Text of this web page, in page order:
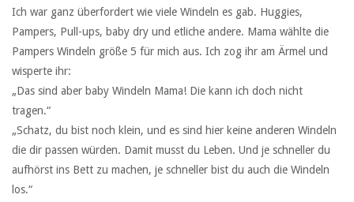
Ich war ganz überfordert wie viele Windeln es gab. Huggies,
Pampers, Pull-ups, baby dry und etliche andere. Mama wählte die
Pampers Windeln größe 5 für mich aus. Ich zog ihr am Ärmel und
wisperte ihr:
„Das sind aber baby Windeln Mama! Die kann ich doch nicht
tragen.“
„Schatz, du bist noch klein, und es sind hier keine anderen Windeln
die dir passen würden. Damit musst du Leben. Und je schneller du
aufhörst ins Bett zu machen, je schneller bist du auch die Windeln
los.“